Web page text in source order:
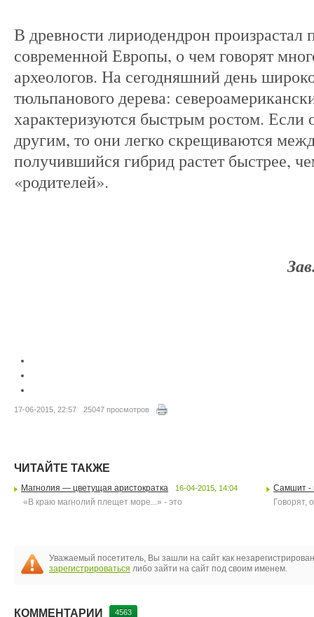
В древности лириодендрон произрастал
современной Европы, о чем говорят
археологов. На сегодняшний день
тюльпанового дерева:
характеризуются быстрым ростом. Если
другим, то они легко скрещиваются
получившийся гибрид растет быстрее,
«родителей».
17-06-2015, 22:57 25047 просмотров
ЧИТАЙТЕ ТАКЖЕ
Магнолия — цветущая аристократка 16-04-2015, 14:04
«В краю магнолий плещет море...» - это
Самшит -
Говорят,
Уважаемый посетитель, Вы зашли на сайт как
зарегистрироваться либо зайти на сайт под своим именем.
КОММЕНТАРИИ 4563